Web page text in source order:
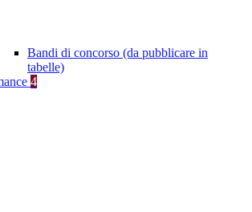
Bandi di concorso (da pubblicare in
tabelle)
4